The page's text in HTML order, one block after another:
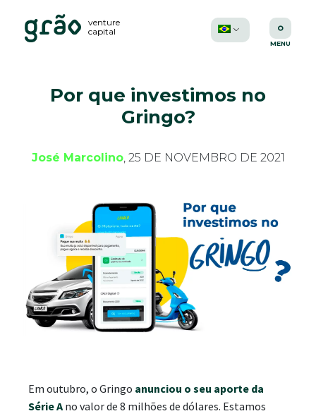
venture
capital
Por que investimos no
Gringo?
José Marcolino, 25 DE NOVEMBRO DE 2021
Em outubro, o Gringo anunciou o seu aporte da
Série Ano valor de 8 milhões de dólares. Estamos